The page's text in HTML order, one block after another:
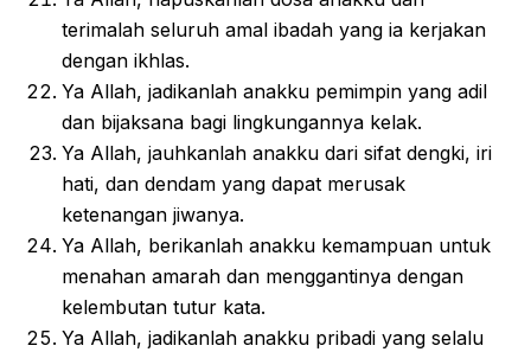
terimalah seluruh amal ibadah yang ia kerjakan
dengan ikhlas.
Ya Allah, jadikanlah anakku pemimpin yang adil
dan bijaksana bagi lingkungannya kelak.
Ya Allah, jauhkanlah anakku dari sifat dengki, iri
hati, dan dendam yang dapat merusak
ketenangan jiwanya.
Ya Allah, berikanlah anakku kemampuan untuk
menahan amarah dan menggantinya dengan
kelembutan tutur kata.
Ya Allah, jadikanlah anakku pribadi yang selalu